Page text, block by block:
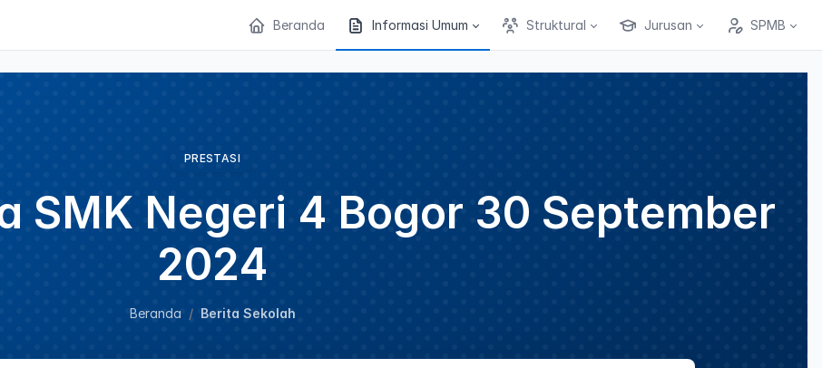
Beranda Informasi Umum Struktural Jurusan SPMB
PRESTASI
SMK Negeri 4 Bogor 30 September
2024
Beranda Berita Sekolah